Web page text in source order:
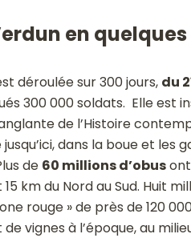
en
déroulée sur 300 jours, du
300 000 soldats. Elle est
de l’Histoire
dans la boue et les
de 60 millions d’obusont
15 km du Nord au Sud. Huit
rouge » de près de 120
vignes à l’époque, au